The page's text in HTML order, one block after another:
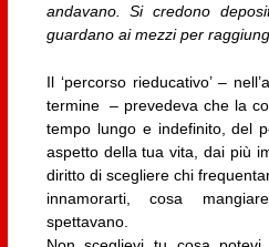
andavano. Si credono
guardano ai mezzi per
Il ‘percorso rieducativo’ –
termine – prevedeva che la
tempo lungo e indefinito, del
aspetto della tua vita, dai più
diritto di scegliere chi
innamorarti, cosa
spettavano.